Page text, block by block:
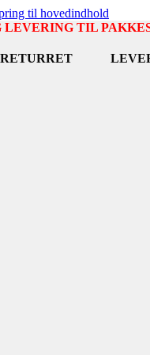
til hovedindhold
TIL